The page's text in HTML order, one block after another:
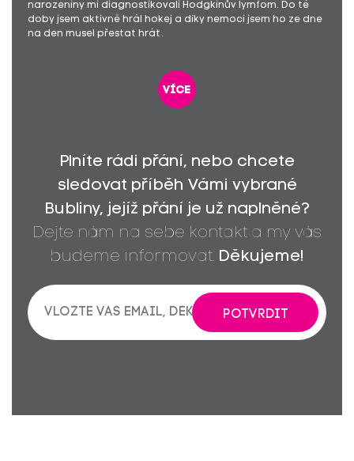
narozeniny mi diagnostikovali Hodgkinův lymfom. Do té
doby jsem aktivně hrál hokej a díky nemoci jsem ho ze dne
na den musel přestat hrát.
více
Plníte rádi přání, nebo chcete
sledovat příběh Vámi vybrané
Bubliny, jejíž přání je už naplněné?
Dejte nám na sebe kontakt a my vás
budeme informovat. Děkujeme!
POTVRDIT